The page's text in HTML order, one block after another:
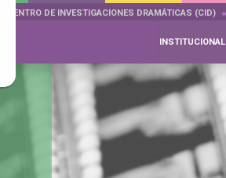
CENTRO DE INVESTIGACIONES DRAMÁTICAS (CID)
INSTITUCIONAL